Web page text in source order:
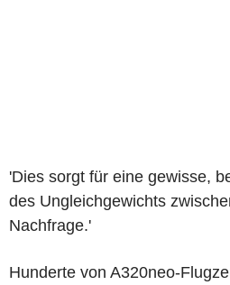
'Dies sorgt für eine gewisse,
des Ungleichgewichts
Nachfrage.'
Hunderte von A320neo-